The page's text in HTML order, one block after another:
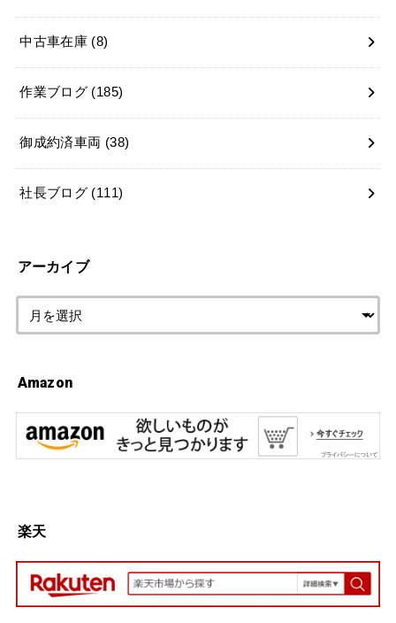
中古車在庫 (8)
作業ブログ (185)
御成約済車両 (38)
社長ブログ (111)
アーカイブ
Amazon
楽天